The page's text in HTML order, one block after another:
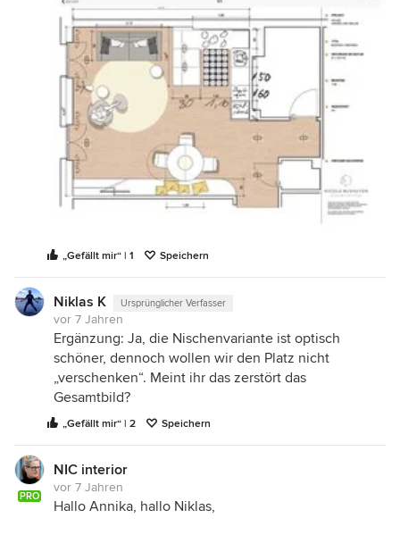
„Gefällt mir“ | 1 Speichern
Niklas K Ursprünglicher Verfasser
vor 7 Jahren
Ergänzung: Ja, die Nischenvariante ist optisch
schöner, dennoch wollen wir den Platz nicht
„verschenken“. Meint ihr das zerstört das
Gesamtbild?
„Gefällt mir“ | 2 Speichern
PRO
NIC interior
vor 7 Jahren
Hallo Annika, hallo Niklas,